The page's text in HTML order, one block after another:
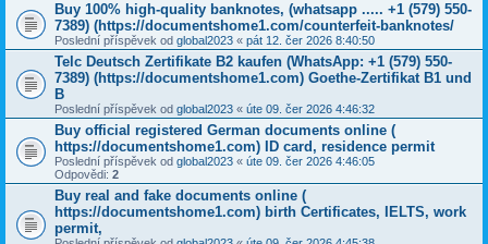
Buy 100% high-quality banknotes, (whatsapp ..... +1 (579) 550-
7389) ‪(https://documentshome1.com/counterfeit-banknotes/
Poslední příspěvek od global2023 « pát 12. čer 2026 8:40:50
Telc Deutsch Zertifikate B2 kaufen (WhatsApp: +1 (579) 550-
7389) (https://documentshome1.com) Goethe-Zertifikat B1 und
B
Poslední příspěvek od global2023 « úte 09. čer 2026 4:46:32
Buy official registered German documents online (
https://documentshome1.com) ID card, residence permit
Poslední příspěvek od global2023 « úte 09. čer 2026 4:46:05
Odpovědi: 2
Buy real and fake documents online (
https://documentshome1.com) birth Certificates, IELTS, work
permit,